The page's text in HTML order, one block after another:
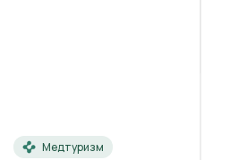
Медтуризм